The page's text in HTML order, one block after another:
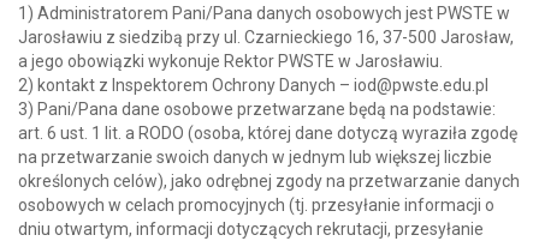
1) Administratorem Pani/Pana danych osobowych jest PWSTE w
Jarosławiu z siedzibą przy ul. Czarnieckiego 16, 37-500 Jarosław,
a jego obowiązki wykonuje Rektor PWSTE w Jarosławiu.
2) kontakt z Inspektorem Ochrony Danych – iod@pwste.edu.pl
3) Pani/Pana dane osobowe przetwarzane będą na podstawie:
art. 6 ust. 1 lit. a RODO (osoba, której dane dotyczą wyraziła zgodę
na przetwarzanie swoich danych w jednym lub większej liczbie
określonych celów), jako odrębnej zgody na przetwarzanie danych
osobowych w celach promocyjnych (tj. przesyłanie informacji o
dniu otwartym, informacji dotyczących rekrutacji, przesyłanie